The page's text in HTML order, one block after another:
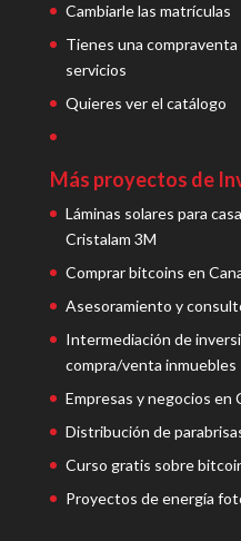
Cambiarle las matrículas
Tienes una
servicios
Quieres ver el catálogo
Más proyectos de
Láminas solares para
Cristalam 3M
Comprar bitcoins en
Asesoramiento y
Intermediación de
compra/venta inmuebles
Empresas y negocios en
Distribución de
Curso gratis sobre
Proyectos de energía